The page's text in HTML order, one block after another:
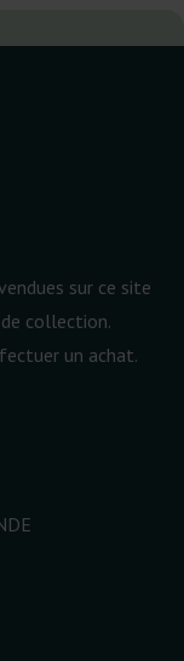
sur ce site
collection.
un achat.